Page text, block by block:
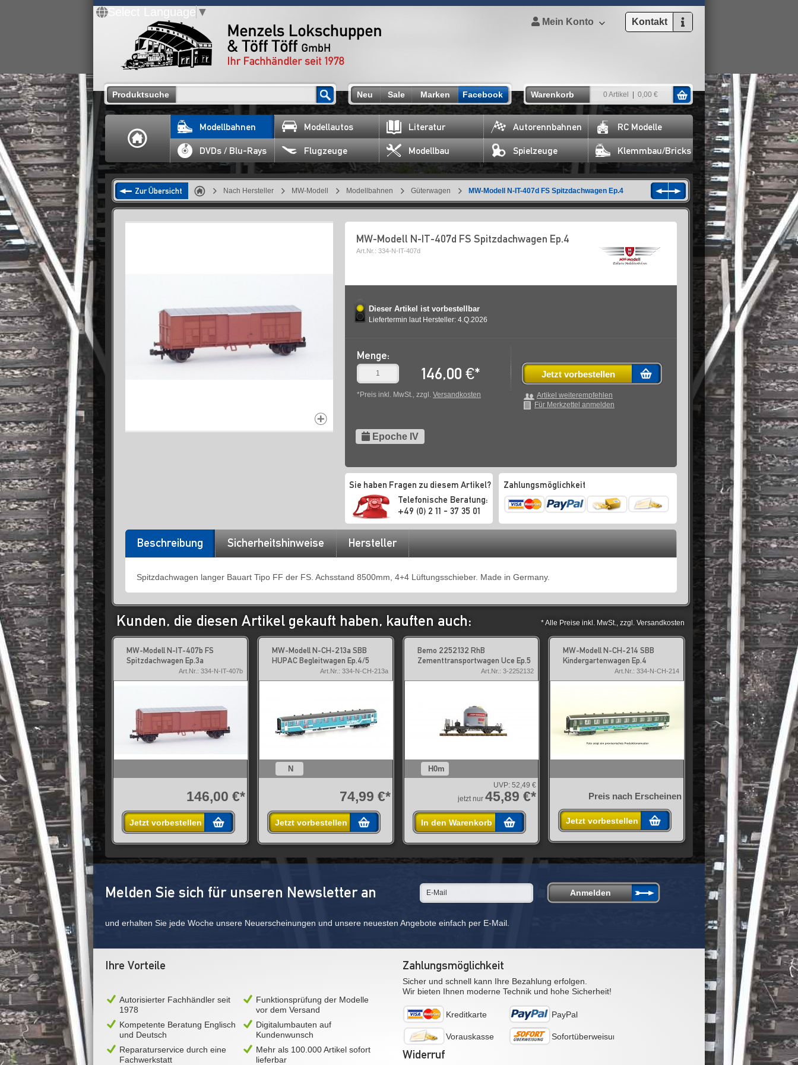
Select Language ▼
Mein Konto Kontakt
Produktsuche Neu Sale Marken Facebook Warenkorb 0 Artikel 0,00 €
Modellbahnen Modellautos Literatur Autorennbahnen RC Modelle
DVDs / Blu-Rays Flugzeuge Modellbau Spielzeuge Klemmbau/Bricks
Zur Übersicht Nach Hersteller MW-Modell Modellbahnen Güterwagen MW-Modell N-IT-407d FS Spitzdachwagen Ep.4
MW-Modell N-IT-407d FS Spitzdachwagen Ep.4
Art.Nr.: 334-N-IT-407d
Dieser Artikel ist vorbestellbar
Liefertermin laut Hersteller: 4.Q.2026
Menge:
146,00 €*
*Preis inkl. MwSt., zzgl. Versandkosten
Jetzt vorbestellen
Artikel weiterempfehlen
Für Merkzettel anmelden
Epoche IV
Sie haben Fragen zu diesem Artikel?
Telefonische Beratung:
+49 (0) 2 11 - 37 35 01
Zahlungsmöglichkeit
Beschreibung Sicherheitshinweise Hersteller
Spitzdachwagen langer Bauart Tipo FF der FS. Achsstand 8500mm, 4+4 Lüftungsschieber. Made in Germany.
Kunden, die diesen Artikel gekauft haben, kauften auch: * Alle Preise inkl. MwSt., zzgl. Versandkosten
MW-Modell N-IT-407b FS
Spitzdachwagen Ep.3a
Art.Nr.: 334-N-IT-407b
146,00 €*
Jetzt vorbestellen
MW-Modell N-CH-213a SBB
HUPAC Begleitwagen Ep.4/5
Art.Nr.: 334-N-CH-213a
N
74,99 €*
Jetzt vorbestellen
Bemo 2252132 RhB
Zementtransportwagen Uce Ep.5
Art.Nr.: 3-2252132
H0m
UVP: 52,49 €
jetzt nur 45,89 €*
In den Warenkorb
MW-Modell N-CH-214 SBB
Kindergartenwagen Ep.4
Art.Nr.: 334-N-CH-214
Preis nach Erscheinen
Jetzt vorbestellen
Melden Sie sich für unseren Newsletter an
und erhalten Sie jede Woche unsere Neuerscheinungen und unsere neuesten Angebote einfach per E-Mail.
Ihre Vorteile
Autorisierter Fachhändler seit
1978
Funktionsprüfung der Modelle
vor dem Versand
Kompetente Beratung Englisch
und Deutsch
Digitalumbauten auf
Kundenwunsch
Reparaturservice durch eine
Fachwerkstatt
Mehr als 100.000 Artikel sofort
lieferbar
Zahlungsmöglichkeit
Sicher und schnell kann Ihre Bezahlung erfolgen.
Wir bieten Ihnen moderne Technik und hohe Sicherheit!
Kreditkarte PayPal
Vorauskasse Sofortüberweisung
Widerruf